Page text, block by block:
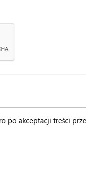
po akceptacji treści